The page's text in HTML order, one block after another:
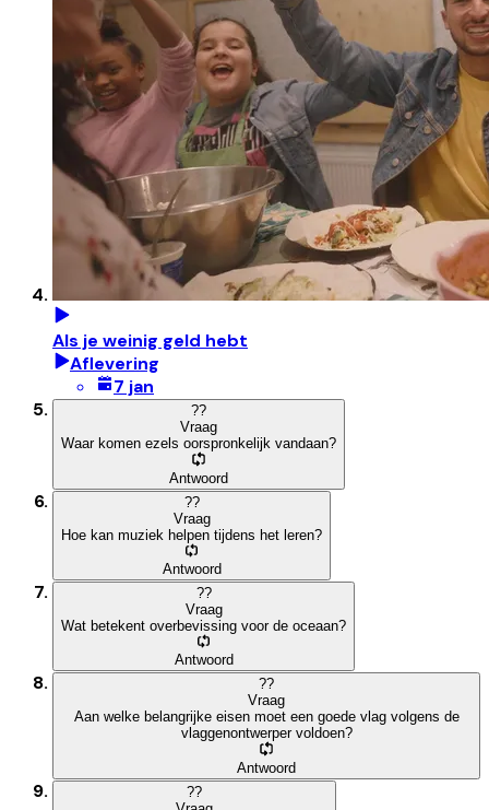
Als je weinig geld hebt
Aflevering
7 jan
??
Vraag
Waar komen ezels oorspronkelijk vandaan?
Antwoord
??
Vraag
Hoe kan muziek helpen tijdens het leren?
Antwoord
??
Vraag
Wat betekent overbevissing voor de oceaan?
Antwoord
??
Vraag
Aan welke belangrijke eisen moet een goede vlag volgens de
vlaggenontwerper voldoen?
Antwoord
??